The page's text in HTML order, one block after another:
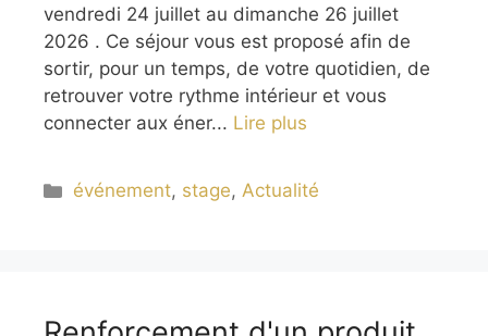
vendredi 24 juillet au dimanche 26 juillet
2026 . Ce séjour vous est proposé afin de
sortir, pour un temps, de votre quotidien, de
retrouver votre rythme intérieur et vous
connecter aux éner... Lire plus
Catégories
événement, stage,Actualité